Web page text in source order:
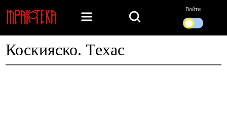
Войти
Коскияско. Техас